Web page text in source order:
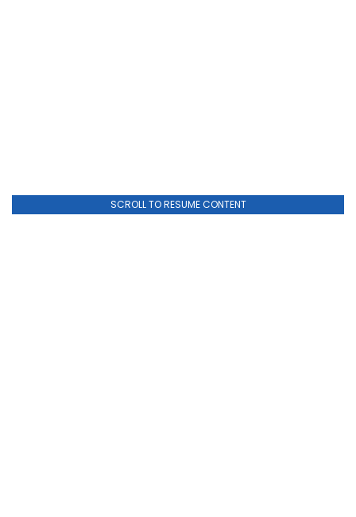
SCROLL TO RESUME CONTENT